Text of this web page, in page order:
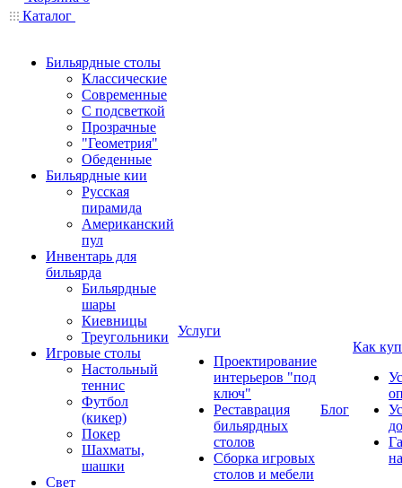
Каталог
Бильярдные столы
Классические
Современные
С подсветкой
Прозрачные
"Геометрия"
Обеденные
Бильярдные кии
Русская
пирамида
Американский
пул
Инвентарь для
бильярда
Бильярдные
шары
Киевницы
Треугольники
Игровые столы
Настольный
теннис
Футбол
(кикер)
Покер
Шахматы,
шашки
Свет
Услуги
Проектирование
интерьеров "под
ключ"
Реставрация
бильярдных
столов
Сборка игровых
столов и мебели
Блог
Как